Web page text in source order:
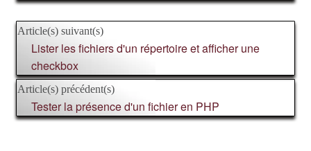
Article(s) suivant(s)
Lister les fichiers d'un répertoire et afficher une
checkbox
Article(s) précédent(s)
Tester la présence d'un fichier en PHP